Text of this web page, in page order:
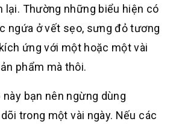
lại. Thường những biểu hiện có
ngứa ở vết sẹo, sưng đỏ tương
ứng với một hoặc một vài
phẩm mà thôi.
bạn nên ngừng dùng
trong một vài ngày. Nếu các